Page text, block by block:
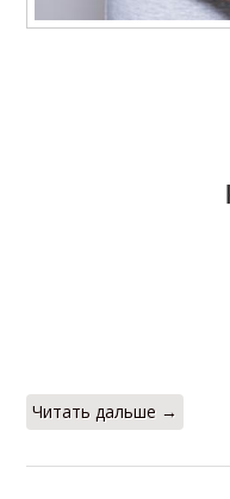
Читать дальше →